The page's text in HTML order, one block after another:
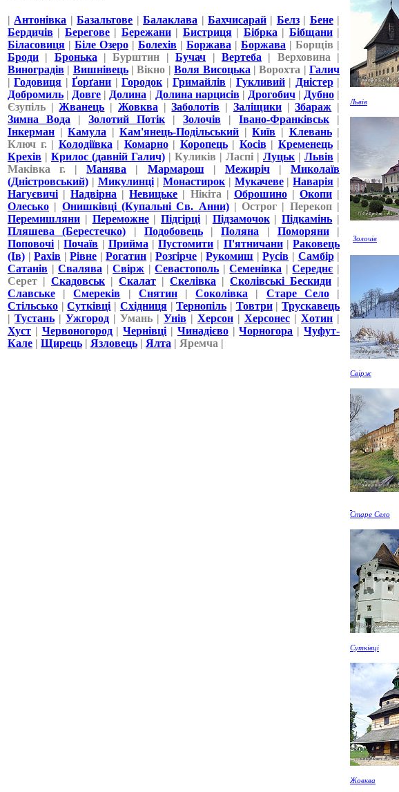
|Антонівка |Базальтове |Балаклава | Бахчисарай| Белз| Бене|
Бердичів | Берегове| Бережани| Бистриця| Бібрка| Бiбщани|
Біласовиця | Біле Озеро | Болехів | Боржава | Боржава | Борщів |
Броди | Бронька| Бурштин |Бучач | Вертеба| Верховина |
Виноградів | Вишнівець| Вікно |Воля Висоцька| Ворохта |Галич
|Годовиця |Ґорґани |Городок| Гримайлів| Гукливий| Дністер|
Добромиль |Довге |Долина | Долина нарцисів| Дрогобич| Дубно|
Єзупіль |Жванець | Жовква|Заболотів | Заліщики|Збараж |
Зимна Вода | Золотий Потік| Золочів | Івано-Франківськ|
Інкерман |Камула |Кам'янець-Подільський |Київ | Клевань|
Ключ г. | Колодіївка| Комарно| Коропець| Косів| Кременець|
Крехів | Крилос (давній Галич) | Куликів | Ласпі | Луцьк| Львів |
Маківка г. |Манява | Мармарош | Межиріч|Миколаїв
(Дністровський) | Микулинці|Монастирок| Мукачеве|Наварія |
Нагуєвичі|Надвірна |Невицьке | Нікіта | Оброшино| Окопи|
Олесько | Онишківці (Купальні Св. Анни)| Острог | Перекоп |
Перемишляни | Переможне|Підгірці| Підзамочок|Підкамінь |
Пляшева (Берестечко) | Подобовець|Поляна | Поморяни|
Поповочі|Почаїв | Прийма|Пустомити | П'ятничани|Раковець
(Ів) |Рахів |Рівне |Рогатин |Розгірче |Рукомиш |Русів | Самбір|
Сатанів |Свалява |Свірж |Севастополь |Семенівка |Середнє |
Серет | Скадовськ| Скалат | Скелівка | Сколівські Бескиди |
Славське |Смереків | Снятин|Соколівка | Старе Село|
Стільсько |Сутківці| Східниця|Тернопіль | Товтри|Трускавець
| Тустань | Ужгород | Умань | Унів | Херсон | Херсонес | Хотин |
Хуст | Червоногород|Чернівці| Чинадієво|Чорногора |Чуфут-
Кале | Щирець | Язловець | Ялта | Яремча |
Львів
Золочів
Свірж
Старе Село
Сутківці
Жовква